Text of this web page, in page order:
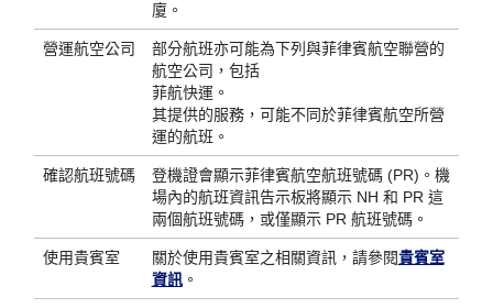
廈。
營運航空公司
部分航班亦可能為下列與菲律賓航空聯營的
航空公司，包括
菲航快運。
其提供的服務，可能不同於菲律賓航空所營
運的航班。
確認航班號碼
登機證會顯示菲律賓航空航班號碼 (PR)。機
場內的航班資訊告示板將顯示 NH 和 PR 這
兩個航班號碼，或僅顯示 PR 航班號碼。
使用貴賓室 關於使用貴賓室之相關資訊，請參閱貴賓室
資訊。